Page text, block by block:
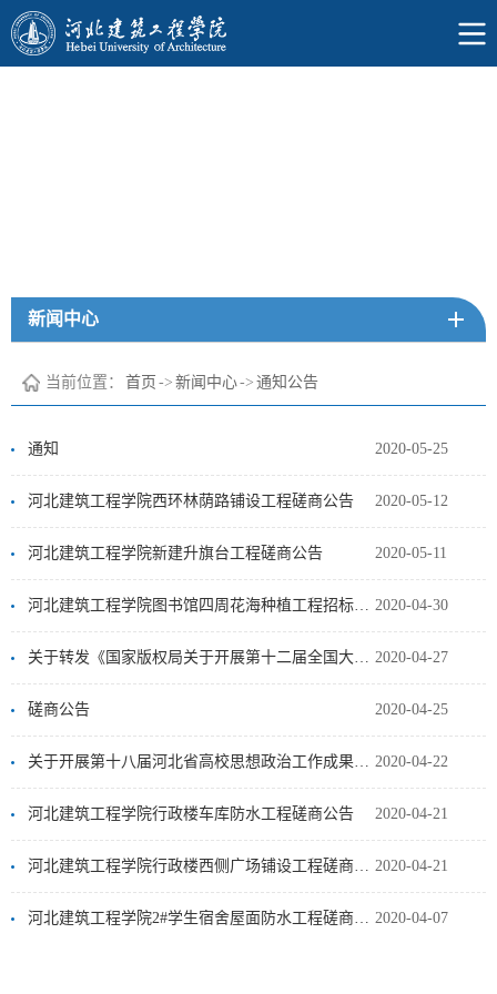
新闻中心
当前位置： 首页 -> 新闻中心-> 通知公告
2020-05-25
通知
2020-05-12
河北建筑工程学院西环林荫路铺设工程磋商公告
2020-05-11
河北建筑工程学院新建升旗台工程磋商公告
2020-04-30
河北建筑工程学院图书馆四周花海种植工程招标公告
2020-04-27
关于转发《国家版权局关于开展第十二届全国大学生版权征文活动的通知》的通知
2020-04-25
磋商公告
2020-04-22
关于开展第十八届河北省高校思想政治工作成果征集评选工作的通知
2020-04-21
河北建筑工程学院行政楼车库防水工程磋商公告
2020-04-21
河北建筑工程学院行政楼西侧广场铺设工程磋商公告
2020-04-07
河北建筑工程学院2#学生宿舍屋面防水工程磋商公告